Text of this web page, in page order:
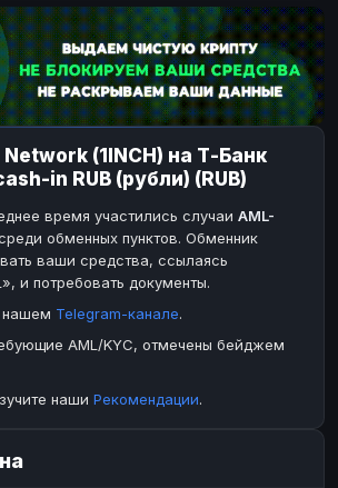
TON
DOGE
TRON
BCH
BEP20
SOL
XRP
Toncoin TON
Dogecoin DOGE
TRX TRON
Bitcoin Cash BCH
BinanceCoin
Ether Classic
Ripple
USD
USD
Paxum
Payoneer
(1INCH) на Т-Банк
in RUB (рубли) (RUB)
время участились случаи AML-
обменных пунктов. Обменник
ваши средства, ссылаясь
и потребовать документы.
нашем Telegram-канале.
AML/KYC, отмечены бейджем
наши Рекомендации.